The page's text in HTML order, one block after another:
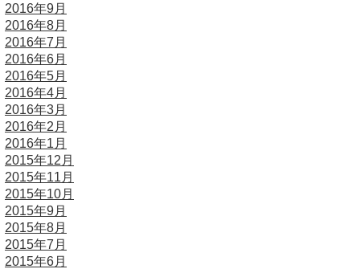
2016年9月
2016年8月
2016年7月
2016年6月
2016年5月
2016年4月
2016年3月
2016年2月
2016年1月
2015年12月
2015年11月
2015年10月
2015年9月
2015年8月
2015年7月
2015年6月